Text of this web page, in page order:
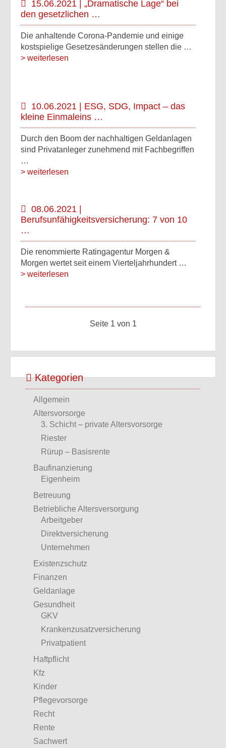
15.06.2021 | „Dramatische Lage“ bei
den gesetzlichen …
Die anhaltende Corona-Pandemie und einige
kostspielige Gesetzesänderungen stellen die …
> weiterlesen
10.06.2021 | ESG, SDG, Impact – das
kleine Einmaleins …
Durch den Boom der nachhaltigen Geldanlagen
sind Privatanleger zunehmend mit Fachbegriffen
…
> weiterlesen
08.06.2021 |
Berufsunfähigkeitsversicherung: 7 von 10
…
Die renommierte Ratingagentur Morgen &
Morgen wertet seit einem Vierteljahrhundert …
> weiterlesen
Seite 1 von 1
Kategorien
Allgemein
Altersvorsorge
3. Schicht – private Altersvorsorge
Riester
Rürup – Basisrente
Baufinanzierung
Eigenheim
Betreuung
Betriebliche Altersversorgung
Arbeitgeber
Direktversicherung
Unternehmen
Existenzschutz
Finanzen
Geldanlage
Gesundheit
GKV
Krankenzusatzversicherung
Privatpatient
Haftpflicht
Kfz
Kinder
Pflegevorsorge
Recht
Rente
Sachwert